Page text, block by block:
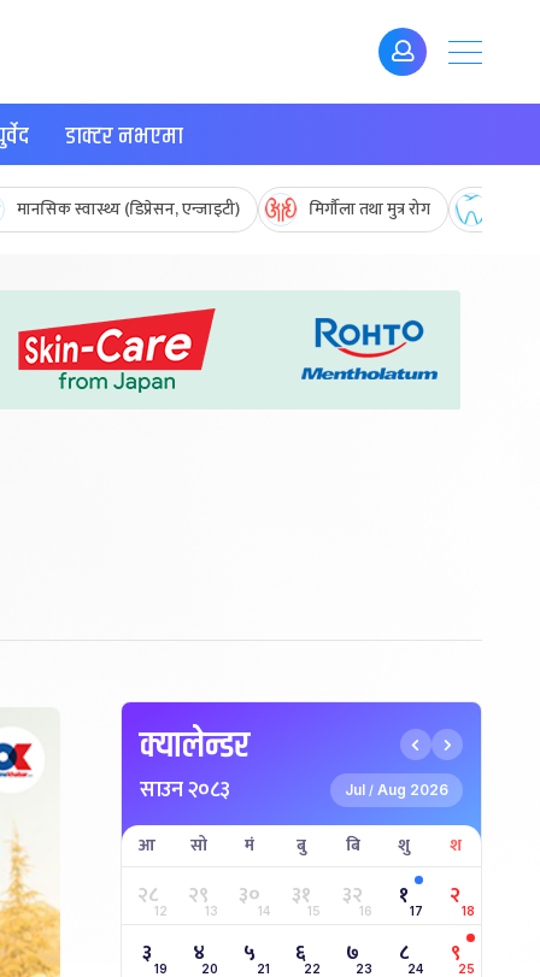
डाक्टर नभएमा
मानसिक स्वास्थ्य (डिप्रेसन, एन्जाइटी) मिर्गौला तथा मुत्र रोग
क्यालेन्डर
साउन २०८३ Jul / Aug 2026
आ सो मं बु बि शु श
२८12 २९13 ३०14 ३१15 ३२16 १17 २18
३ 19 ४20 ५ 21 ६22 ७23 ८24 ९25